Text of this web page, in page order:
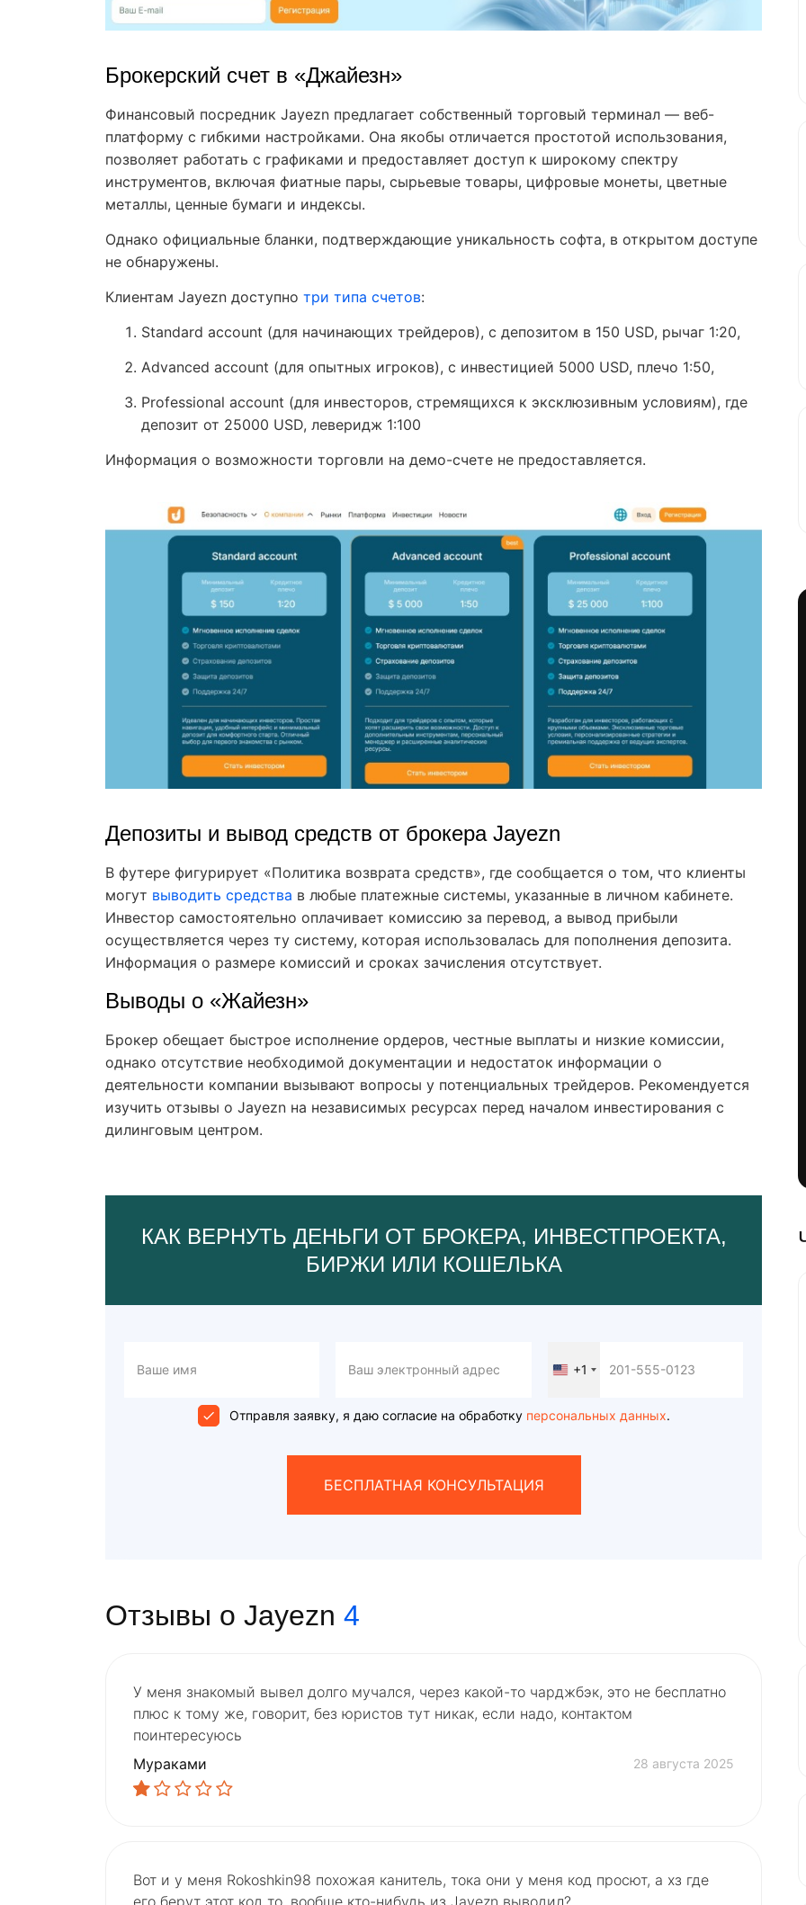
Брокерский счет в «Джайезн»
Финансовый посредник Jayezn предлагает собственный торговый терминал — веб-
платформу с гибкими настройками. Она якобы отличается простотой использования,
позволяет работать с графиками и предоставляет доступ к широкому спектру
инструментов, включая фиатные пары, сырьевые товары, цифровые монеты, цветные
металлы, ценные бумаги и индексы.
Однако официальные бланки, подтверждающие уникальность софта, в открытом доступе
не обнаружены.
Клиентам Jayezn доступно три типа счетов:
Standard account (для начинающих трейдеров), с депозитом в 150 USD, рычаг 1:20,
Advanced account (для опытных игроков), с инвестицией 5000 USD, плечо 1:50,
Professional account (для инвесторов, стремящихся к эксклюзивным условиям), где
депозит от 25000 USD, леверидж 1:100
Информация о возможности торговли на демо-счете не предоставляется.
Депозиты и вывод средств от брокера Jayezn
В футере фигурирует «Политика возврата средств», где сообщается о том, что клиенты
могут выводить средства в любые платежные системы, указанные в личном кабинете.
Инвестор самостоятельно оплачивает комиссию за перевод, а вывод прибыли
осуществляется через ту систему, которая использовалась для пополнения депозита.
Информация о размере комиссий и сроках зачисления отсутствует.
Выводы о «Жайезн»
Брокер обещает быстрое исполнение ордеров, честные выплаты и низкие комиссии,
однако отсутствие необходимой документации и недостаток информации о
деятельности компании вызывают вопросы у потенциальных трейдеров. Рекомендуется
изучить отзывы о Jayezn на независимых ресурсах перед началом инвестирования с
дилинговым центром.
КАК ВЕРНУТЬ ДЕНЬГИ ОТ БРОКЕРА, ИНВЕСТПРОЕКТА,
БИРЖИ ИЛИ КОШЕЛЬКА
United
+1
+1
Отправля заявку, я даю согласие на обработкуперсональных данных.
БЕСПЛАТНАЯ КОНСУЛЬТАЦИЯ
Отзывы о Jayezn 4
У меня знакомый вывел долго мучался, через какой-то чарджбэк, это не бесплатно
плюс к тому же, говорит, без юристов тут никак, если надо, контактом
поинтересуюсь
Мураками
28 августа 2025
Вот и у меня Rokoshkin98 похожая канитель, тока они у меня код просют, а хз где
его берут этот код то, вообще кто-нибудь из Jayezn выводил?